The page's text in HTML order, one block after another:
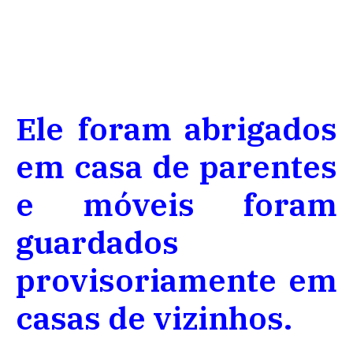
Ele foram abrigados
em casa de parentes
e móveis foram
guardados
provisoriamente em
casas de vizinhos.